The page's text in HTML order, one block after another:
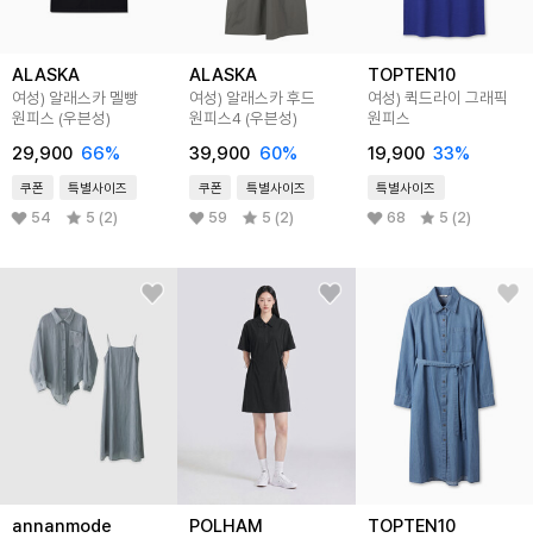
ALASKA
여성) 알래스카 멜빵
원피스 (우븐성)
29,900 66%
쿠폰 특별사이즈
54 5 (2)
ALASKA
여성) 알래스카 후드
원피스4 (우븐성)
39,900 60%
쿠폰 특별사이즈
59 5 (2)
TOPTEN10
여성) 퀵드라이 그래픽
원피스
19,900 33%
특별사이즈
68 5 (2)
annanmode POLHAM TOPTEN10